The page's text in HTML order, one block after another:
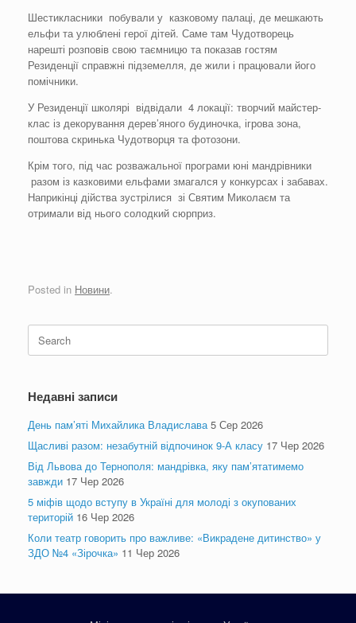
Шестикласники побували у казковому палаці, де мешкають
ельфи та улюблені герої дітей. Саме там Чудотворець
нарешті розповів свою таємницю та показав гостям
Резиденції справжні підземелля, де жили і працювали його
помічники.
У Резиденції школярі відвідали 4 локації: творчий майстер-
клас із декорування дерев’яного будиночка, ігрова зона,
поштова скринька Чудотворця та фотозони.
Крім того, під час розважальної програми юні мандрівники
разом із казковими ельфами змагался у конкурсах і забавах.
Наприкінці дійства зустрілися зі Святим Миколаєм та
отримали від нього солодкий сюрприз.
Posted in Новини.
Search
for:
Недавні записи
День пам’яті Михайлика Владислава 5 Сер 2026
Щасливі разом: незабутній відпочинок 9-А класу 17 Чер 2026
Від Львова до Тернополя: мандрівка, яку пам’ятатимемо
завжди 17 Чер 2026
5 міфів щодо вступу в Україні для молоді з окупованих
територій 16 Чер 2026
Коли театр говорить про важливе: «Викрадене дитинство» у
ЗДО №4 «Зірочка» 11 Чер 2026